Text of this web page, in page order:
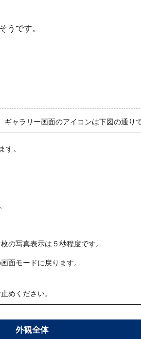
うです。
ャラリー画面のアイコンは下図の通り
す。
の写真表示は５秒程度です。
面モードに戻ります。
めください。
外観全体